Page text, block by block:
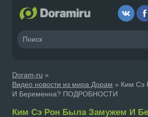
Doram-ru »
Видео новости из мира Дорам » Ким Сэ
И Беременна? ПОДРОБНОСТИ
Ким Сэ Рон Была Замужем И